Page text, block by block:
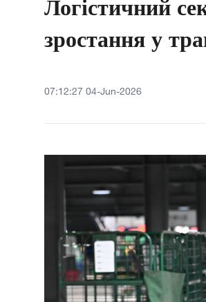
Логістичний
зростання у
07:12:27 04-Jun-2026